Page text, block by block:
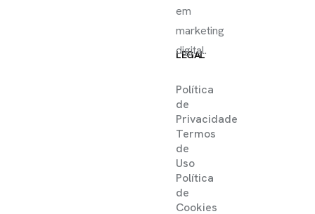
LEGAL
Política
de
Privacidade
Termos
de
Uso
Política
de
Cookies
em
marketing
digital.